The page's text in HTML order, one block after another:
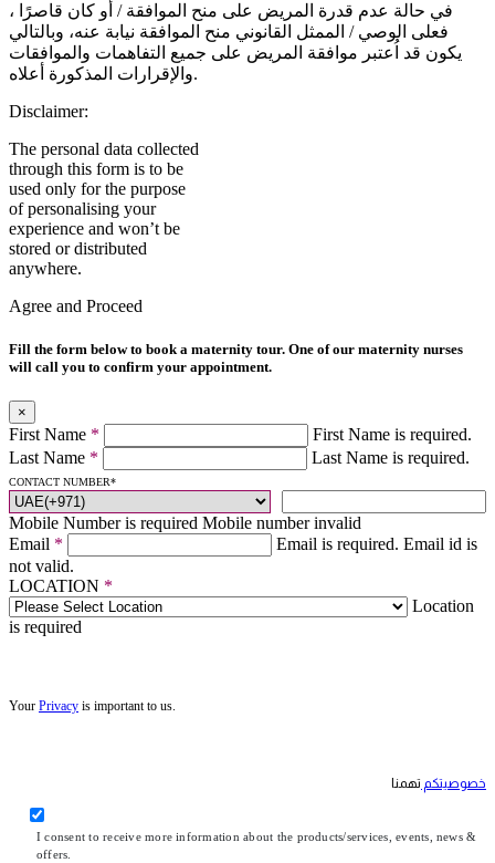
في حالة عدم قدرة المريض على منح الموافقة / أو كان قاصرًا ،
فعلى الوصي / الممثل القانوني منح الموافقة نيابة عنه، وبالتالي
يكون قد اُعتبر موافقة المريض على جميع التفاهمات والموافقات
والإقرارات المذكورة أعلاه.
Disclaimer:
The personal data collected
through this form is to be
used only for the purpose
of personalising your
experience and won’t be
stored or distributed
anywhere.
Agree and Proceed
Fill the form below to book a maternity tour. One of our maternity nurses
will call you to confirm your appointment.
×
First Name *
First Name is required.
Last Name * Last Name is required.
CONTACT NUMBER*
Mobile Number is required Mobile number invalid
Email * Email is required. Email id is
not valid.
LOCATION *
Location
is required
Your Privacy is important to us.
خصوصيتكم تهمنا
I consent to receive more information about the products/services, events, news &
offers.